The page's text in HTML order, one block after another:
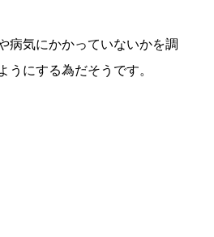
病気にかかっていないかを調
うにする為だそうです。